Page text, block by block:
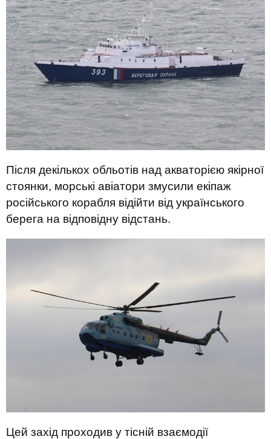
Після декількох обльотів над акваторією якірної
стоянки, морські авіатори змусили екіпаж
російського корабля відійти від українського
берега на відповідну відстань.
Цей захід проходив у тісній взаємодії